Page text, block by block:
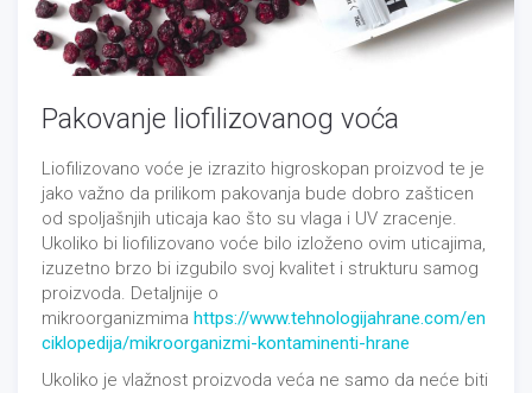
Pakovanje liofilizovanog voća
Liofilizovano voće je izrazito higroskopan proizvod te je
jako važno da prilikom pakovanja bude dobro zašticen
od spoljašnjih uticaja kao što su vlaga i UV zracenje.
Ukoliko bi liofilizovano voće bilo izloženo ovim uticajima,
izuzetno brzo bi izgubilo svoj kvalitet i strukturu samog
proizvoda. Detaljnije o
mikroorganizmima https://www.tehnologijahrane.com/en
ciklopedija/mikroorganizmi-kontaminenti-hrane
Ukoliko je vlažnost proizvoda veća ne samo da neće biti